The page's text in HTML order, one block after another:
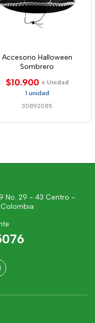
Accesorio Halloween
Sombrero
$10.900 x Unidad
1 unidad
30892085
No. 29 - 43 Centro -